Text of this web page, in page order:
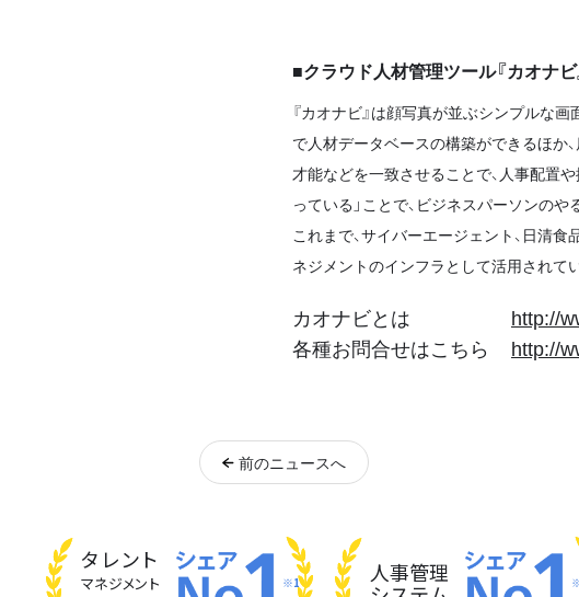
■クラウド人材管理ツール『カオナビ
『カオナビ』は顔写真が並ぶシンプルな
で人材データベースの構築ができるほか
才能などを一致させることで、人事配置
っている」ことで、ビジネスパーソンの
これまで、サイバーエージェント、日清
ネジメントのインフラとして活用されて
カオナビとは
http://
各種お問合せはこちら
http://
前のニュースへ
タレント
マネジメント ※1 人事管理